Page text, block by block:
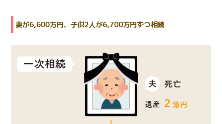
妻が6,600万円、子供2人が6,700万円ずつ相続